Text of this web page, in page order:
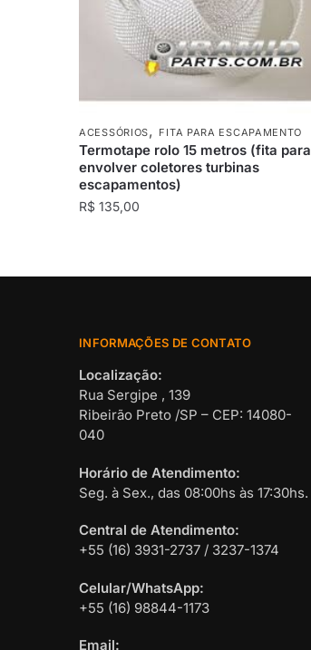
ACESSÓRIOS, FITA PARA ESCAPAMENTO
Termotape rolo 15 metros (fita para
envolver coletores turbinas
escapamentos)
R$ 135,00
INFORMAÇÕES DE CONTATO
Localização:
Rua Sergipe , 139
Ribeirão Preto /SP – CEP: 14080-
040
Horário de Atendimento:
Seg. à Sex., das 08:00hs às 17:30hs.
Central de Atendimento:
+55 (16) 3931-2737 / 3237-1374
Celular/WhatsApp:
+55 (16) 98844-1173
Email: